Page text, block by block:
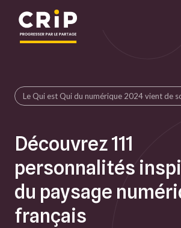
Le Qui est Qui du numérique 2024 vient de
Découvrez 111
personnalités
du paysage
français